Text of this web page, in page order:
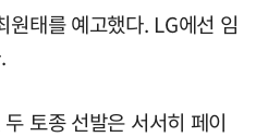
태를 예고했다. LG에선 임
토종 선발은 서서히 페이